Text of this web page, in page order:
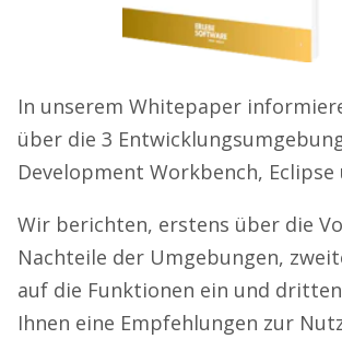
In unserem Whitepaper
über die 3
Development Workbench, Eclipse
Wir berichten, erstens über die
Nachteile der Umgebungen,
auf die Funktionen ein und
Ihnen eine Empfehlungen zur